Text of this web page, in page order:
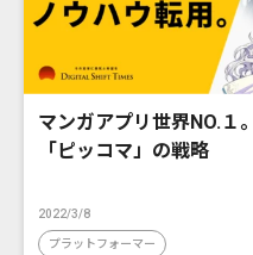
マンガアプリ世界NO.１
「ピッコマ」の戦略
2022/3/8
プラットフォーマー